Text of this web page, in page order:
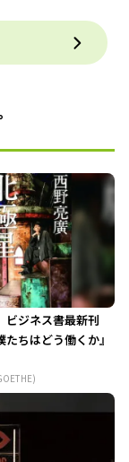
ビジネス書最新刊
ちはどう働くか』